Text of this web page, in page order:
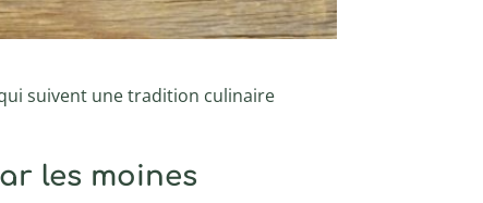
suivent une tradition culinaire
les moines